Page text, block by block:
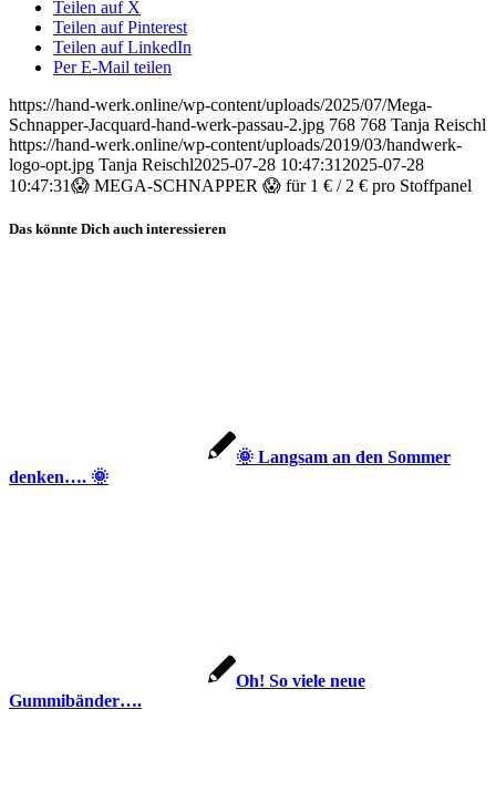
Teilen auf X
Teilen auf Pinterest
Teilen auf LinkedIn
Per E-Mail teilen
https://hand-werk.online/wp-content/uploads/2025/07/Mega-
Schnapper-Jacquard-hand-werk-passau-2.jpg 768 768 Tanja Reischl
https://hand-werk.online/wp-content/uploads/2019/03/handwerk-
logo-opt.jpg Tanja Reischl2025-07-28 10:47:31 2025-07-28
10:47:31😱 MEGA-SCHNAPPER 😱 für 1 € / 2 € pro Stoffpanel
Das könnte Dich auch interessieren
🌞 Langsam an den Sommer
denken…. 🌞
Oh! So viele neue
Gummibänder….